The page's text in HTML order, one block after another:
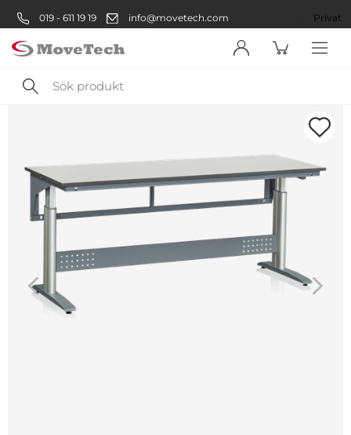
019 - 611 19 19 info@movetech.com Privat
Sök
produkt
handla:
Företag
Företag